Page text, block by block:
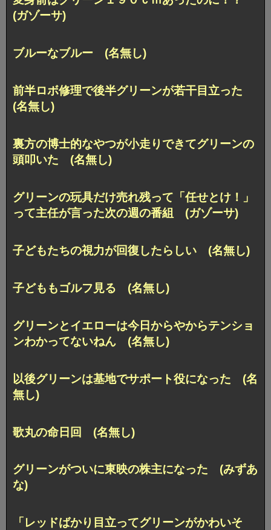
(ガゾーサ)
ブルーなブルー (名無し)
前半ロボ修理で後半グリーンが若干目立った
(名無し)
裏方の博士的なやつが小走りできてグリーンの
頭叩いた (名無し)
グリーンの玩具だけ売れ残って「任せとけ！」
って主任が言った次の週の番組 (ガゾーサ)
子どもたちの視力が回復したらしい (名無し)
子どももゴルフ見る (名無し)
グリーンとイエローは今日からやからテンショ
ンわかってないねん (名無し)
以後グリーンは基地でサポート役になった (名
無し)
歌丸の命日回 (名無し)
グリーンがついに東映の株主になった (みずあ
な)
「レッドばかり目立ってグリーンがかわいそ